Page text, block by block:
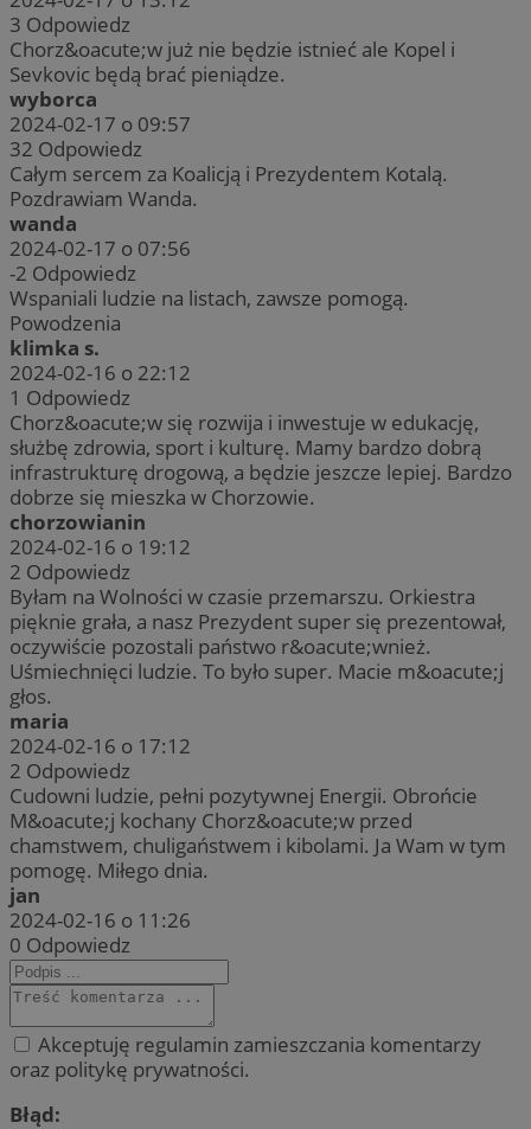
3 Odpowiedz
Chorz&oacute;w już nie będzie istnieć ale Kopel i
Sevkovic będą brać pieniądze.
wyborca
2024-02-17 o 09:57
32 Odpowiedz
Całym sercem za Koalicją i Prezydentem Kotalą.
Pozdrawiam Wanda.
wanda
2024-02-17 o 07:56
-2 Odpowiedz
Wspaniali ludzie na listach, zawsze pomogą.
Powodzenia
klimka s.
2024-02-16 o 22:12
1 Odpowiedz
Chorz&oacute;w się rozwija i inwestuje w edukację,
służbę zdrowia, sport i kulturę. Mamy bardzo dobrą
infrastrukturę drogową, a będzie jeszcze lepiej. Bardzo
dobrze się mieszka w Chorzowie.
chorzowianin
2024-02-16 o 19:12
2 Odpowiedz
Byłam na Wolności w czasie przemarszu. Orkiestra
pięknie grała, a nasz Prezydent super się prezentował,
oczywiście pozostali państwo r&oacute;wnież.
Uśmiechnięci ludzie. To było super. Macie m&oacute;j
głos.
maria
2024-02-16 o 17:12
2 Odpowiedz
Cudowni ludzie, pełni pozytywnej Energii. Obrońcie
M&oacute;j kochany Chorz&oacute;w przed
chamstwem, chuligaństwem i kibolami. Ja Wam w tym
pomogę. Miłego dnia.
jan
2024-02-16 o 11:26
0 Odpowiedz
Akceptuję regulamin zamieszczania komentarzy
oraz politykę prywatności.
Błąd: